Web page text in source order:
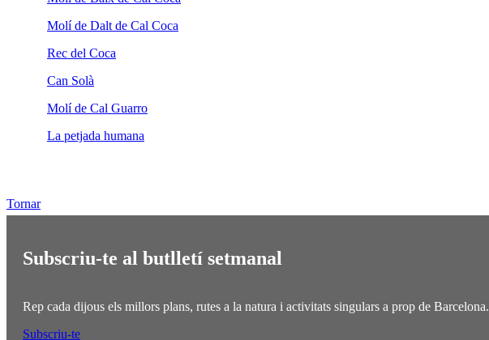
Molí de Dalt de Cal Coca
Rec del Coca
Can Solà
Molí de Cal Guarro
La petjada humana
Tornar
Subscriu-te al butlletí setmanal
Rep cada dijous els millors plans, rutes a la natura i activitats singulars a prop de Barcelona.
Subscriu-te